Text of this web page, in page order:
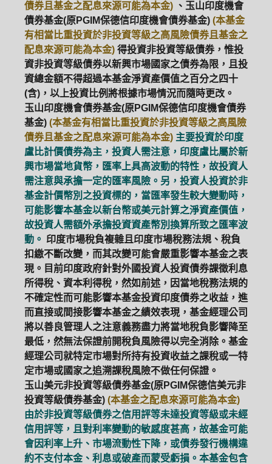
債券且基金之配息來源可能為本金) 、玉山印度機會
債券基金(原PGIM保德信印度機會債券基金) (本基金
有相當比重投資於非投資等級之高風險債券且基金之
配息來源可能為本金) 得投資非投資等級債券，惟投
資非投資等級債券以新興市場國家之債券為限，且投
資總金額不得超過本基金淨資產價值之百分之四十
(含)，以上投資比例將根據市場情況而隨時更改。
玉山印度機會債券基金(原PGIM保德信印度機會債券
基金) (本基金有相當比重投資於非投資等級之高風險
債券且基金之配息來源可能為本金) 主要投資於印度
盧比計價債券為主，投資人需注意，印度盧比屬於新
興市場當地貨幣，匯率上具高波動的特性，故投資人
需注意與承擔一定的匯率風險。另，投資人投資於非
基金計價幣別之投資標的，當匯率發生較大變動時，
可能影響本基金以新台幣或美元計算之淨資產價值，
故投資人需額外承擔投資資產幣別換算所致之匯率波
動。 印度市場稅負複雜且印度市場稅務法規、稅負
扣繳不斷改變，而其改變可能會嚴重影響本基金之表
現。目前印度政府針對外國投資人投資債券課徵利息
所得稅、資本利得稅，然如前述，因當地稅務法規的
不確定性而可能影響本基金投資印度債券之收益，進
而直接或間接影響本基金之績效表現，基金經理公司
將以善良管理人之注意義務盡力將當地稅負影響降至
最低，然無法保證前開稅負風險得以完全消除。基金
經理公司就特定市場對所持有投資收益之課稅或一特
定市場或國家之追溯課稅風險不做任何保證。
玉山美元非投資等級債券基金(原PGIM保德信美元非
投資等級債券基金) (本基金之配息來源可能為本金)
由於非投資等級債券之信用評等未達投資等級或未經
信用評等，且對利率變動的敏感度甚高，故基金可能
會因利率上升、市場流動性下降，或債券發行機構違
約不支付本金、利息或破產而蒙受虧損。本基金包含